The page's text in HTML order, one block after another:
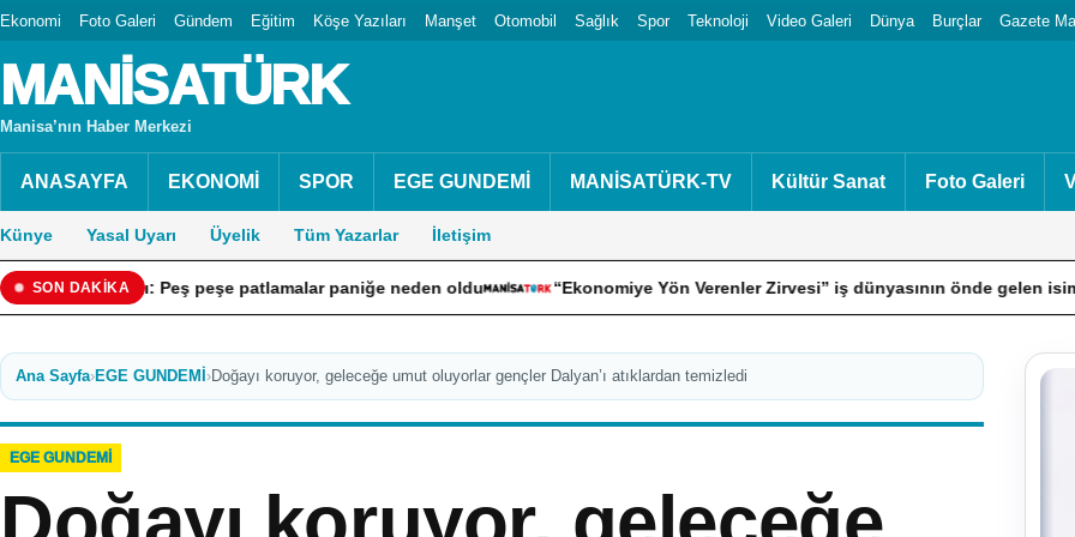
Ekonomi Foto Galeri Gündem Eğitim Köşe Yazıları Manşet Otomobil Sağlık Spor Teknoloji Video Galeri Dünya Burçlar Gazete
MANİSATÜRK
Manisa’nın Haber Merkezi
ANASAYFA EKONOMİ SPOR EGE GUNDEMİ MANİSATÜRK-TV Kültür Sanat Foto Galeri
Künye Yasal Uyarı Üyelik Tüm Yazarlar İletişim
SON DAKİKA
Peş peşe patlamalar paniğe neden oldu “Ekonomiye Yön Verenler Zirvesi” iş dünyasının önde gelen isimlerini
Ana Sayfa›EGE GUNDEMİ ›Doğayı koruyor, geleceğe umut oluyorlar gençler Dalyan’ı atıklardan temizledi
EGE GUNDEMİ